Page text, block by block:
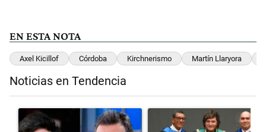
EN ESTA NOTA
Axel Kicillof Córdoba Kirchnerismo Martín Llaryora
Noticias en Tendencia
Un artículo de tendencia con el título "Los gobernadores marcan
Un artículo de tendencia con el